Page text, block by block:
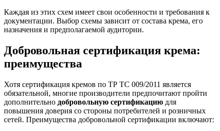
Каждая из этих схем имеет свои особенности и требования к
документации. Выбор схемы зависит от состава крема, его
назначения и предполагаемой аудитории.
Добровольная сертификация крема:
преимущества
Хотя сертификация кремов по ТР ТС 009/2011 является
обязательной, многие производители предпочитают пройти
дополнительно добровольную сертификацию для
повышения доверия со стороны потребителей и розничных
сетей. Преимущества добровольной сертификации включают: